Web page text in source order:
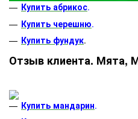
Купить абрикос.
Купить черешню.
Купить фундук.
Отзыв клиента. Мята,
Купить мандарин.